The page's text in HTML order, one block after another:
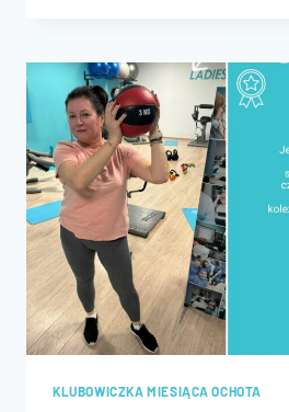
LISTOPAD
KLUBOWICZKA MIESIĄCA OCHOTA